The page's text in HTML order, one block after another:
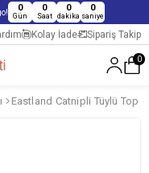
0
Gün
0
Saat
0
dakika
0
saniye
Kolay İade Sipariş Takip
0
Eastland Catnipli Tüylü Top